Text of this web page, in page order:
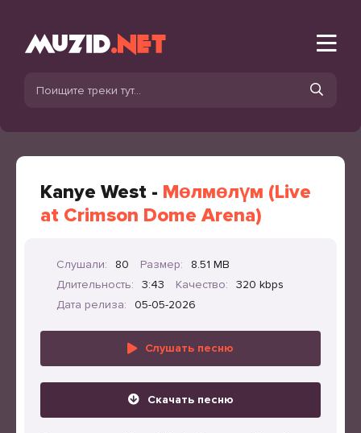
Kanye West - Мөлмөлүм (Live
at Crimson Dome Arena)
Слушали: 80 Размер:
8.51 MB
Длительность:
3:43 Качество:
320 kbps
Дата релиза:
05-05-2026
Слушать песню
Скачать песню